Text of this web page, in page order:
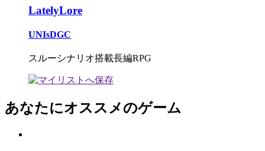
LatelyLore
UNIsDGC
スルーシナリオ搭載長編RPG
あなたにオススメのゲーム